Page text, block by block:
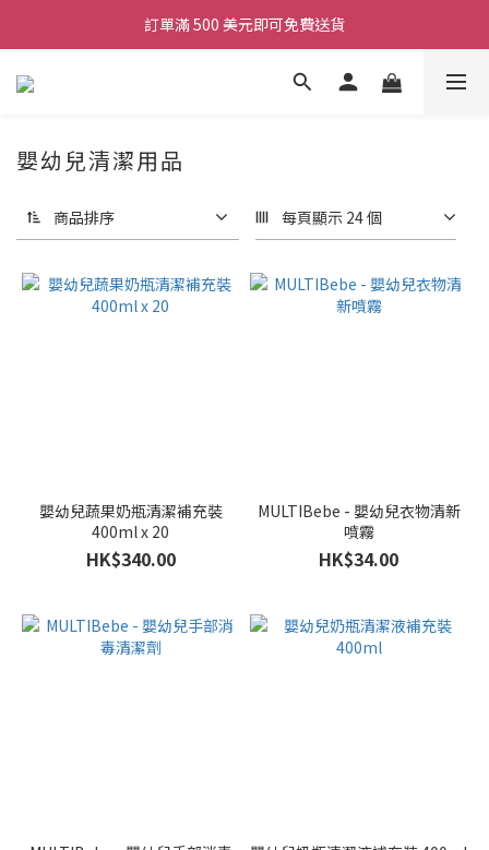
訂單滿 500 美元即可免費送貨
嬰幼兒清潔用品
商品排序 每頁顯示 24 個
嬰幼兒蔬果奶瓶清潔補充裝
400ml x 20
HK$340.00
MULTIBebe - 嬰幼兒衣物清新
噴霧
HK$34.00